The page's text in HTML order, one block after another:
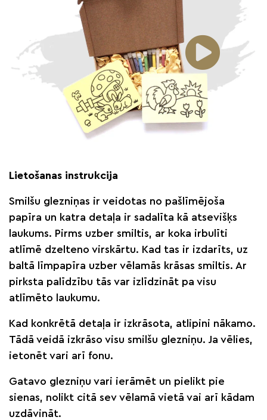
Lietošanas instrukcija
Smilšu glezniņas ir veidotas no pašlīmējoša
papīra un katra detaļa ir sadalīta kā atsevišķs
laukums. Pirms uzber smiltis, ar koka irbulīti
atlīmē dzelteno virskārtu. Kad tas ir izdarīts, uz
baltā līmpapīra uzber vēlamās krāsas smiltis. Ar
pirksta palīdzību tās var izlīdzināt pa visu
atlīmēto laukumu.
Kad konkrētā detaļa ir izkrāsota, atlipini nākamo.
Tādā veidā izkrāso visu smilšu glezniņu. Ja vēlies,
ietonēt vari arī fonu.
Gatavo glezniņu vari ierāmēt un pielikt pie
sienas, nolikt citā sev vēlamā vietā vai arī kādam
uzdāvināt.